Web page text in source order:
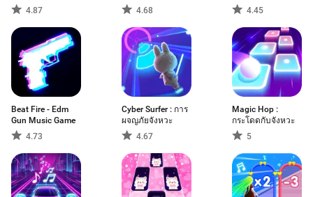
4.87
4.68
4.45
Beat Fire - Edm
Gun Music Game
4.73
Cyber Surfer : การ
ผจญภัยจังหวะ
4.67
Magic Hop :
กระโดดกับจังหวะ
5